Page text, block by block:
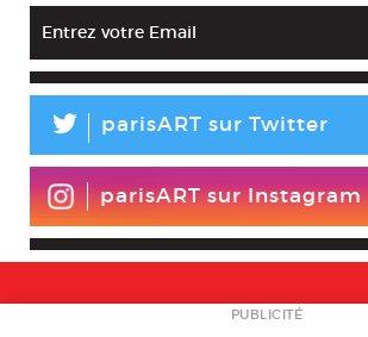
L parisART sur Twitter
parisART sur Instagram
PUBLICITÉ